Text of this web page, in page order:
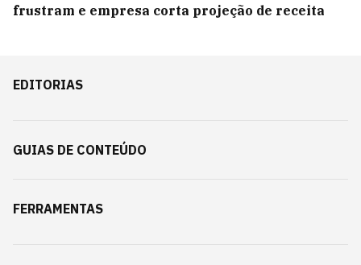
frustram e empresa corta projeção de receita
EDITORIAS
GUIAS DE CONTEÚDO
FERRAMENTAS